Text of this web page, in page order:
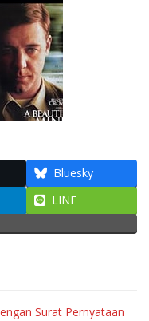
Bluesky
LINE
Surat Pernyataan